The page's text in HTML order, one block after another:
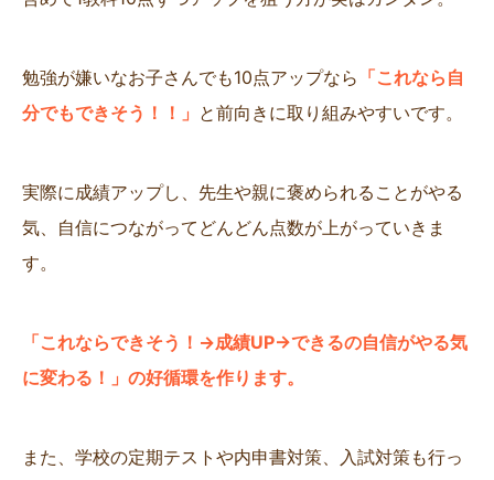
勉強が嫌いなお子さんでも10点アップなら 「これなら自
分でもできそう！！」 と前向きに取り組みやすいです。
実際に成績アップし、先生や親に褒められることがやる
気、自信につながってどんどん点数が上がっていきま
す。
「これならできそう！→成績UP→できるの自信がやる気
に変わる！」の好循環を作ります。
また、学校の定期テストや内申書対策、入試対策も行っ